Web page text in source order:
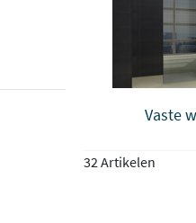
Vaste
32 Artikelen